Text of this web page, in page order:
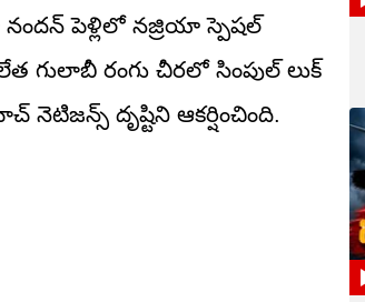
పెళ్లిలో నజ్రియా స్పెషల్
గులాబీ రంగు చీరలో సింపుల్ లుక్
దృష్టిని ఆకర్షించింది.